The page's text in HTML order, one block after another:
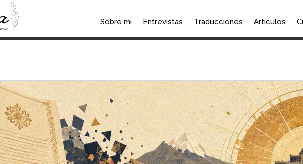
Sobre mi Entrevistas Traducciones Artículos